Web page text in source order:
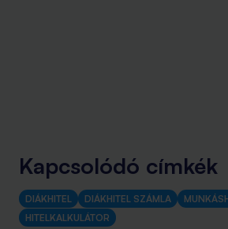
Kapcsolódó címkék
DIÁKHITEL DIÁKHITEL SZÁMLA
HITELKALKULÁTOR